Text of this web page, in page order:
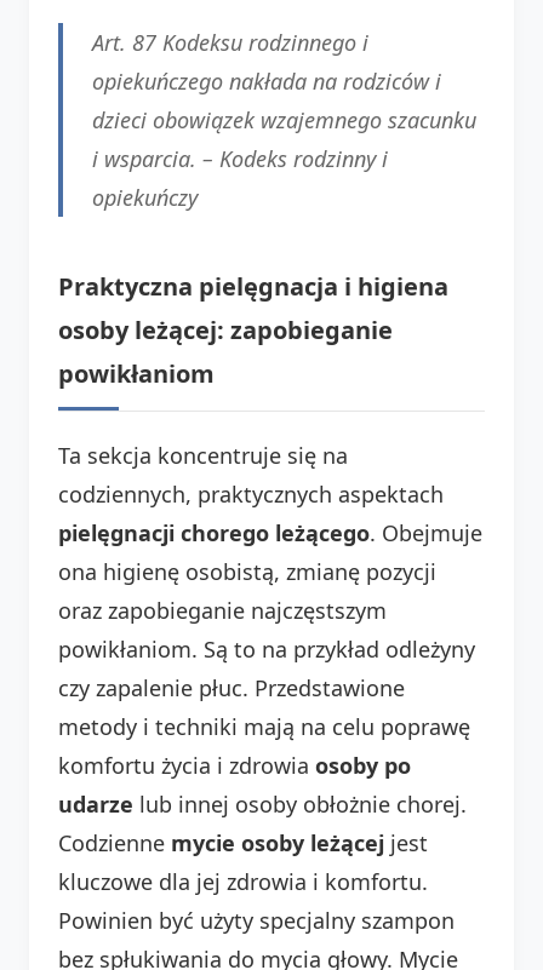
Art. 87 Kodeksu rodzinnego i
opiekuńczego nakłada na rodziców i
dzieci obowiązek wzajemnego szacunku
i wsparcia. – Kodeks rodzinny i
opiekuńczy
Praktyczna pielęgnacja i higiena
osoby leżącej: zapobieganie
powikłaniom
Ta sekcja koncentruje się na
codziennych, praktycznych aspektach
pielęgnacji chorego leżącego. Obejmuje
ona higienę osobistą, zmianę pozycji
oraz zapobieganie najczęstszym
powikłaniom. Są to na przykład odleżyny
czy zapalenie płuc. Przedstawione
metody i techniki mają na celu poprawę
komfortu życia i zdrowia osoby po
udarze lub innej osoby obłożnie chorej.
Codzienne mycie osoby leżącej jest
kluczowe dla jej zdrowia i komfortu.
Powinien być użyty specjalny szampon
bez spłukiwania do mycia głowy. Mycie